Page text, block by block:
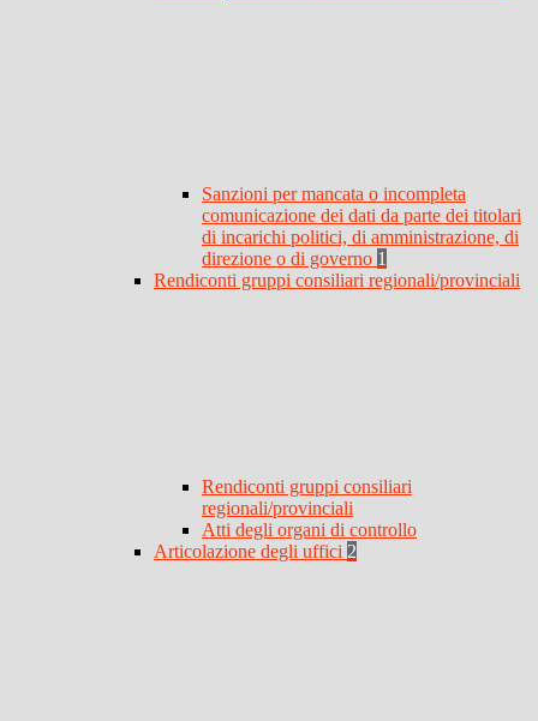
Sanzioni per mancata o incompleta
comunicazione dei dati da parte dei titolari
di incarichi politici, di amministrazione, di
direzione o di governo 1
Rendiconti gruppi consiliari regionali/provinciali
Rendiconti gruppi consiliari
regionali/provinciali
Atti degli organi di controllo
Articolazione degli uffici 2